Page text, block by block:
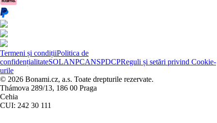
Termeni și condițiiPolitica de
confidențialitateSOLANPCANSPDCPReguli și setări privind Cookie-
urile
© 2026 Bonami.cz, a.s. Toate drepturile rezervate.
Thámova 289/13, 186 00 Praga
Cehia
CUI: 242 30 111